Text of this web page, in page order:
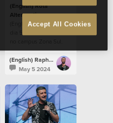
(English) Rota
Alteranativa
(English) Mensagem do
(English) Raphael Galante
May 5 2024
Accept All Cookies